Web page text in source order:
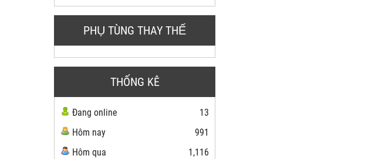
PHỤ TÙNG THAY THẾ
THỐNG KÊ
Đang online
13
Hôm nay
991
Hôm qua
1,116